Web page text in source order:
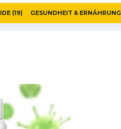
(19) GESUNDHEIT & ERNÄHRUNG